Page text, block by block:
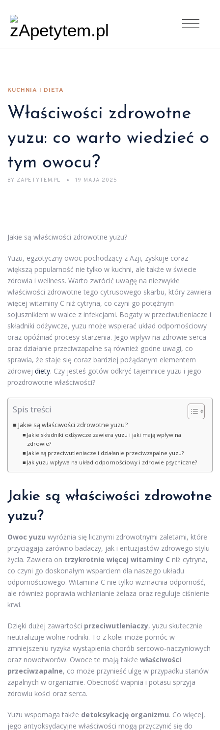
KUCHNIA I DIETA
Właściwości zdrowotne
yuzu: co warto wiedzieć o
tym owocu?
BY ZAPETYTEM.PL 19 MAJA 2025
Jakie są właściwości zdrowotne yuzu?
Yuzu, egzotyczny owoc pochodzący z Azji, zyskuje coraz
większą popularność nie tylko w kuchni, ale także w świecie
zdrowia i wellness. Warto zwrócić uwagę na niezwykłe
właściwości zdrowotne tego cytrusowego skarbu, który zawiera
więcej witaminy C niż cytryna, co czyni go potężnym
sojusznikiem w walce z infekcjami. Bogaty w przeciwutleniacze i
składniki odżywcze, yuzu może wspierać układ odpornościowy
oraz opóźniać procesy starzenia. Jego wpływ na zdrowie serca
oraz działanie przeciwzapalne są również godne uwagi, co
sprawia, że staje się coraz bardziej pożądanym elementem
zdrowej diety. Czy jesteś gotów odkryć tajemnice yuzu i jego
prozdrowotne właściwości?
Spis treści
Jakie są właściwości zdrowotne yuzu?
Jakie składniki odżywcze zawiera yuzu i jaki mają wpływ na
zdrowie?
Jakie są przeciwutleniacze i działanie przeciwzapalne yuzu?
Jak yuzu wpływa na układ odpornościowy i zdrowie psychiczne?
Jakie są właściwości zdrowotne
yuzu?
Owoc yuzu wyróżnia się licznymi zdrowotnymi zaletami, które
przyciągają zarówno badaczy, jak i entuzjastów zdrowego stylu
życia. Zawiera on trzykrotnie więcej witaminy C niż cytryna,
co czyni go doskonałym wsparciem dla naszego układu
odpornościowego. Witamina C nie tylko wzmacnia odporność,
ale również poprawia wchłanianie żelaza oraz reguluje ciśnienie
krwi.
Dzięki dużej zawartości przeciwutleniaczy, yuzu skutecznie
neutralizuje wolne rodniki. To z kolei może pomóc w
zmniejszeniu ryzyka wystąpienia chorób sercowo-naczyniowych
oraz nowotworów. Owoce te mają także właściwości
przeciwzapalne, co może przynieść ulgę w przypadku stanów
zapalnych w organizmie. Obecność wapnia i potasu sprzyja
zdrowiu kości oraz serca.
Yuzu wspomaga także detoksykację organizmu. Co więcej,
jego antyoksydacyjne właściwości mogą przyczynić się do